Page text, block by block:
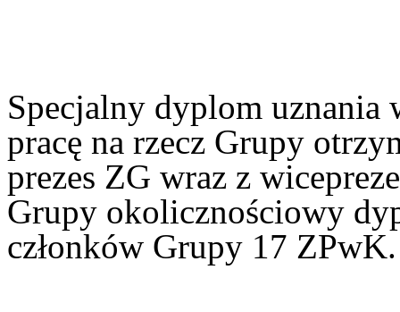
Specjalny dyplom uznania
pracę na rzecz Grupy
prezes ZG wraz z
Grupy okolicznościowy
członków Grupy 17 ZPwK.